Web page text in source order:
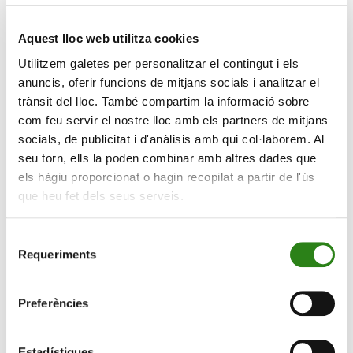
Aquest lloc web utilitza cookies
Utilitzem galetes per personalitzar el contingut i els
anuncis, oferir funcions de mitjans socials i analitzar el
trànsit del lloc. També compartim la informació sobre
com feu servir el nostre lloc amb els partners de mitjans
socials, de publicitat i d'anàlisis amb qui col·laborem. Al
seu torn, ells la poden combinar amb altres dades que
els hàgiu proporcionat o hagin recopilat a partir de l'ús
que heu fet dels seus serveis.
Requeriments
Preferències
capacitat de servei, l’especialització i la innovació, tant
Xavier Cornella, conseller executiu i director general del
Grup Crèdit Andorrà, ha explicat que «el nostre pla
estratègic es focalitza a consolidar el nostre model de
negoci i impulsar el creixement en les places financeres
on estem presents, aprofitant les oportunitats que ens
ofereixi el mercat. És el cas de Creand Wealth
Management al mercat espanyol, un pilar fonamental
centrat en el client. Per a nosaltres és fonamental
trobar unpartner
de confiança, la visió del qual encaixi
impulsar els plans de creixement».